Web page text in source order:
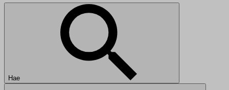
Hae